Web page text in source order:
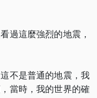
過這麼強烈的地震，
不是普通的地震，我
當時，我的世界的確